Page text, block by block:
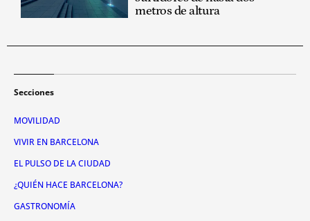
metros de altura
Secciones
MOVILIDAD
VIVIR EN BARCELONA
EL PULSO DE LA CIUDAD
¿QUIÉN HACE BARCELONA?
GASTRONOMÍA